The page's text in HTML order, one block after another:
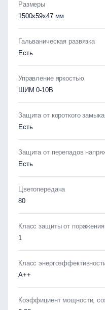
Размеры
1500х59х47 мм
Гальваническая развязка
Есть
Управление яркостью
ШИМ 0-10В
Защита от короткого
Есть
Защита от перепадов
Есть
Цветопередача
80
Класс защиты от
1
Класс
А++
Коэффициент мощности,